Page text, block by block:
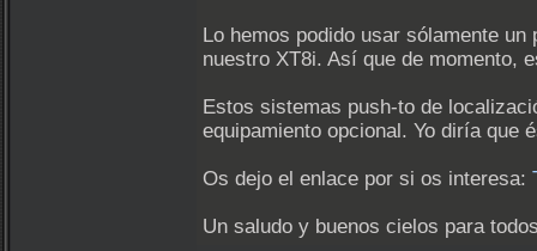
Lo hemos podido usar sólamente
nuestro XT8i. Así que de momento,
Estos sistemas push-to de
equipamiento opcional. Yo diría que
Os dejo el enlace por si os interesa:
Un saludo y buenos cielos para